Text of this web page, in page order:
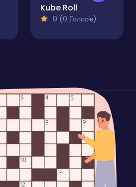
Kube Roll
0 (0 Голосів)